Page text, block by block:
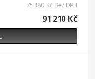
75 380 Kč Bez DPH
91 210 Kč